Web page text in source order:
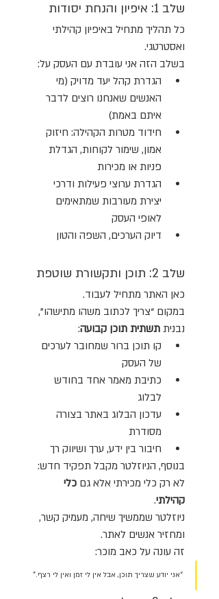
שלב 1: איפיון והנחת יסודות
כל תהליך מתחיל באיפיון קהילתי
ואסטרטגי.
בשלב הזה אני עובדת עם העסק על:
הגדרת קהל יעד מדויק (מי
האנשים שאנחנו רוצים לדבר
איתם באמת)
חידוד מטרות הקהילה: חיזוק
אמון, שימור לקוחות, הגדלת
פניות או מכירות
הגדרת ערוצי פעילות ודרכי
יצירת מעורבות שמתאימים
לאופי העסק
דיוק הערכים, השפה והטון
שלב 2: תוכן ותקשורת שוטפת
כאן האתר מתחיל לעבוד.
במקום “צריך לכתוב משהו מתישהו”,
נבנית תשתית תוכן קבועה:
קו תוכן ברור שמחובר לערכים
של העסק
כתיבת מאמר אחד בחודש
לבלוג
עדכון הבלוג באתר בצורה
מסודרת
חיבור בין ידע, ערך ושיווק רך
בנוסף, הניוזלטר מקבל תפקיד חדש:
לא רק כלי מכירתי אלא גם כלי
קהילתי.
ניוזלטר שממשיך שיחה, מעמיק קשר,
ומחזיר אנשים לאתר.
זה עונה על כאב מוכר:
“אני יודע שצריך תוכן, אבל אין לי זמן ואין לי רצף.”